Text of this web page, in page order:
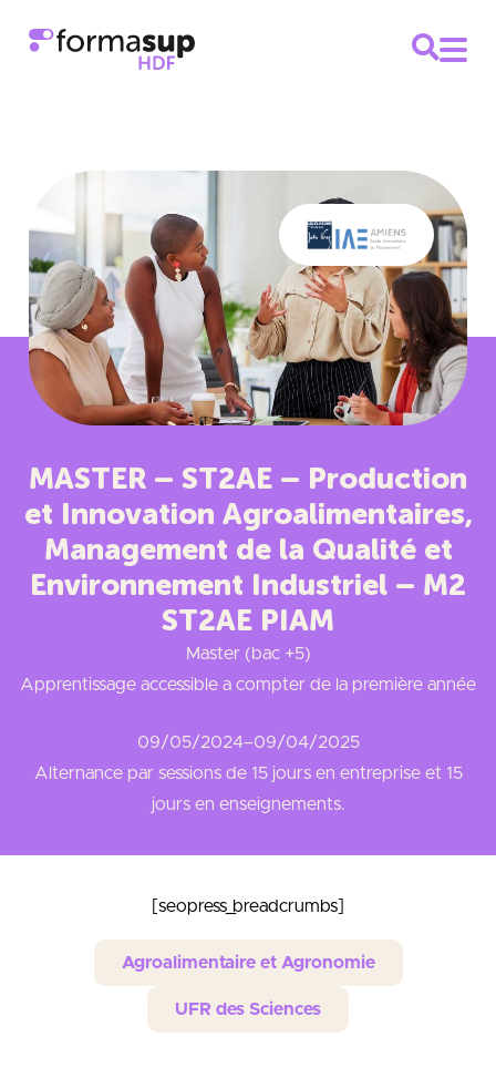
MASTER – ST2AE – Production
et Innovation Agroalimentaires,
Management de la Qualité et
Environnement Industriel – M2
ST2AE PIAM
Master (bac +5)
Apprentissage accessible a compter de la première année
09/05/2024–09/04/2025
Alternance par sessions de 15 jours en entreprise et 15
jours en enseignements.
[seopress_breadcrumbs]
Agroalimentaire et Agronomie
UFR des Sciences